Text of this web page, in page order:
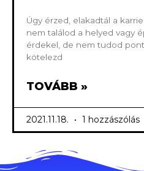
Úgy érzed, elakadtál a
nem találod a helyed vagy
érdekel, de nem tudod
kötelezd
TOVÁBB »
2021.11.18. 1 hozzászólás